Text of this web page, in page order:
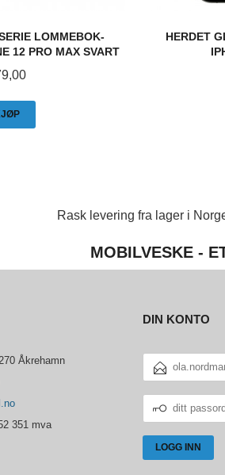
LOMMEBOK-
12 PRO MAX SVART
HERDET
Rask levering fra lager i
MOBILVESKE -
Åkrehamn
351 mva
DIN KONTO
POSTADRESSE
PASSORD